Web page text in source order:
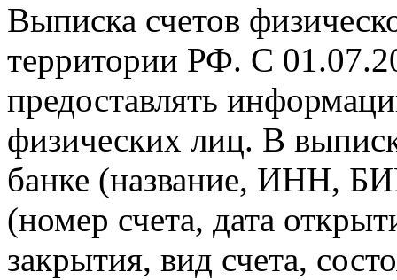
Выписка счетов
территории РФ. С
предоставлять
физических лиц. В
банке (название, ИНН,
(номер счета, дата
закрытия, вид счета,